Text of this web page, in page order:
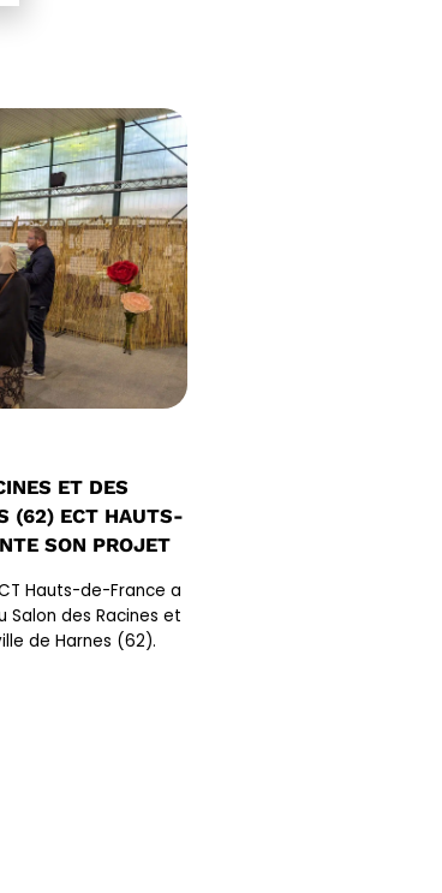
ET DES
(62) ECT HAUTS-
SON PROJET
Hauts-de-France a
des Racines et
de Harnes (62).